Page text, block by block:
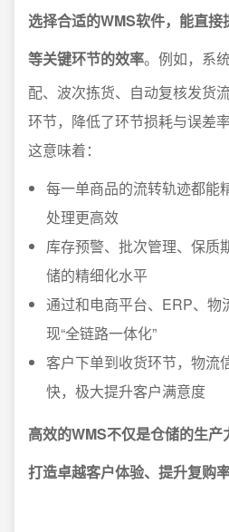
选择合适的WMS软件，能直
等关键环节的效率。例如，系
配、波次拣货、自动复核发货
环节，降低了环节损耗与误差
这意味着：
每一单商品的流转轨迹都能
处理更高效
库存预警、批次管理、保质
储的精细化水平
通过和电商平台、ERP、物
现“全链路一体化”
客户下单到收货环节，物流
快，极大提升客户满意度
高效的WMS不仅是仓储的生
打造卓越客户体验、提升复购